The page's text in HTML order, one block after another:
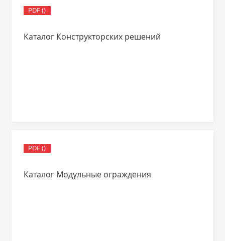
PDF ()
Каталог Конструкторских решений
PDF ()
Каталог Модульные ограждения